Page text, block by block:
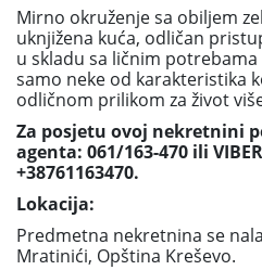
Mirno okruženje sa obiljem
uknjižena kuća, odličan
u skladu sa ličnim
samo neke od karakteristika
odličnom prilikom za život
Za posjetu ovoj nekretnini
agenta: 061/163-470 ili
+38761163470.
Lokacija:
Predmetna nekretnina se
Mratinići, Opština Kreševo.